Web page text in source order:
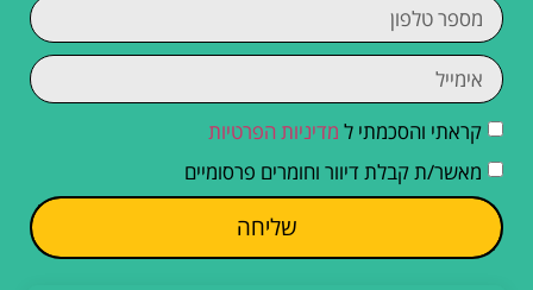
קראתי והסכמתי ל מדיניות הפרטיות
מאשר/ת קבלת דיוור וחומרים פרסומיים
שליחה